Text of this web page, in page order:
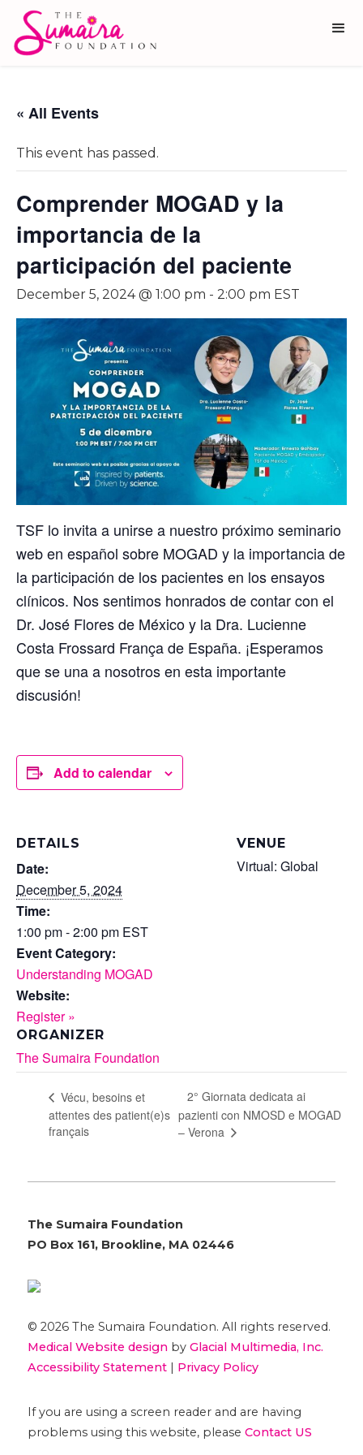
« All Events
This event has passed.
Comprender MOGAD y la
importancia de la
participación del paciente
December 5, 2024 @ 1:00 pm - 2:00 pm EST
TSF lo invita a unirse a nuestro próximo seminario
web en español sobre MOGAD y la importancia de
la participación de los pacientes en los ensayos
clínicos. Nos sentimos honrados de contar con el
Dr. José Flores de México y la Dra. Lucienne
Costa Frossard França de España. ¡Esperamos
que se una a nosotros en esta importante
discusión!
Add to calendar
DETAILS
Date:
December 5, 2024
Time:
1:00 pm - 2:00 pm EST
Event Category:
Understanding MOGAD
Website:
Register »
ORGANIZER
The Sumaira Foundation
VENUE
Virtual: Global
Vécu, besoins et
attentes des patient(e)s
français
2° Giornata dedicata ai
pazienti con NMOSD e MOGAD
– Verona
The Sumaira Foundation
PO Box 161, Brookline, MA 02446
© 2026 The Sumaira Foundation. All rights reserved.
Medical Website designby Glacial Multimedia, Inc.
Accessibility Statement| Privacy Policy
If you are using a screen reader and are having
problems using this website, please Contact US